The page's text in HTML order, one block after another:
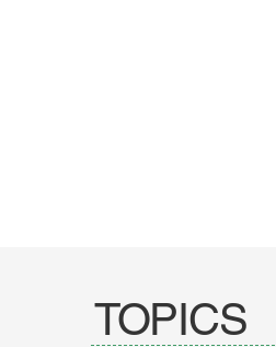
TOPICS